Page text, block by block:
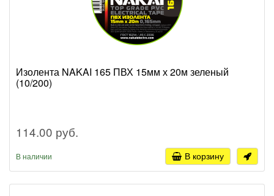
Изолента NAKAI 165 ПВХ 15мм х 20м зеленый
(10/200)
114.00 руб.
В наличии В корзину